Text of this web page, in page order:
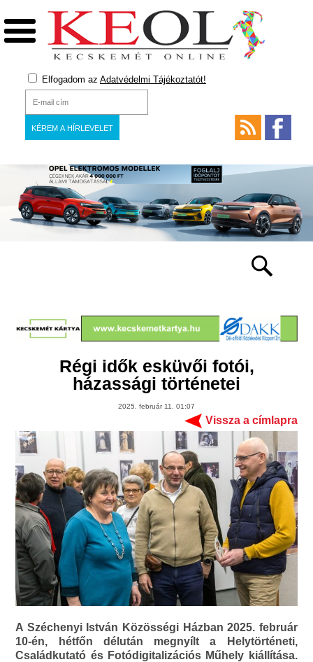
Elfogadom az Adatvédelmi Tájékoztatót!
Régi idők esküvői fotói,
házassági történetei
2025. február 11. 01:07
Vissza a címlapra
A Széchenyi István Közösségi Házban 2025. február
10-én, hétfőn délután megnyílt a Helytörténeti,
Családkutató és Fotódigitalizációs Műhely kiállítása.